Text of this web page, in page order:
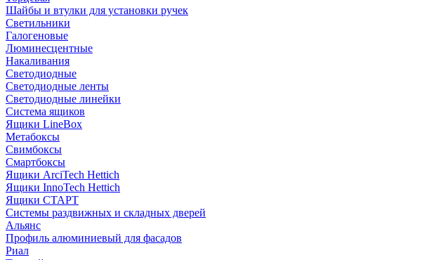
Шайбы и втулки для установки ручек
Светильники
Галогеновые
Люминесцентные
Накаливания
Светодиодные
Светодиодные ленты
Светодиодные линейки
Система ящиков
Ящики LineBox
Метабоксы
Свимбоксы
Смартбоксы
Ящики ArciTech Hettich
Ящики InnoTech Hettich
Ящики СТАРТ
Системы раздвижных и складных дверей
Альянс
Профиль алюминиевый для фасадов
Риал